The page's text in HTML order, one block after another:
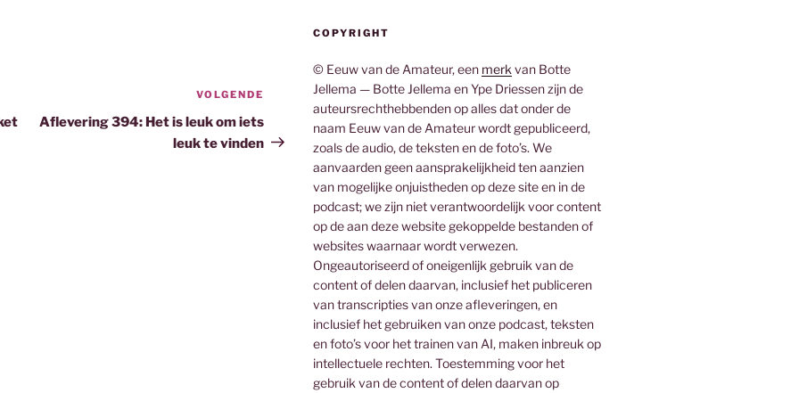
Volgend
bericht
VOLGENDE
Aflevering 394: Het is leuk om iets
leuk te vinden
COPYRIGHT
© Eeuw van de Amateur, een merk van Botte
Jellema — Botte Jellema en Ype Driessen zijn de
auteursrechthebbenden op alles dat onder de
naam Eeuw van de Amateur wordt gepubliceerd,
zoals de audio, de teksten en de foto’s. We
aanvaarden geen aansprakelijkheid ten aanzien
van mogelijke onjuistheden op deze site en in de
podcast; we zijn niet verantwoordelijk voor content
op de aan deze website gekoppelde bestanden of
websites waarnaar wordt verwezen.
Ongeautoriseerd of oneigenlijk gebruik van de
content of delen daarvan, inclusief het publiceren
van transcripties van onze afleveringen, en
inclusief het gebruiken van onze podcast, teksten
en foto’s voor het trainen van AI, maken inbreuk op
intellectuele rechten. Toestemming voor het
gebruik van de content of delen daarvan op